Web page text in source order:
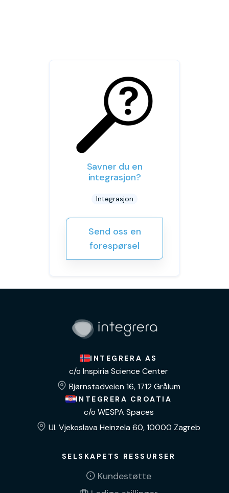
Savner du en
integrasjon?
Integrasjon
Send oss en
forespørsel
INTEGRERA AS
c/o Inspiria Science Center
Bjørnstadveien 16, 1712 Grålum
INTEGRERA CROATIA
c/o WESPA Spaces
Ul. Vjekoslava Heinzela 60, 10000 Zagreb
SELSKAPETS RESSURSER
Kundestøtte